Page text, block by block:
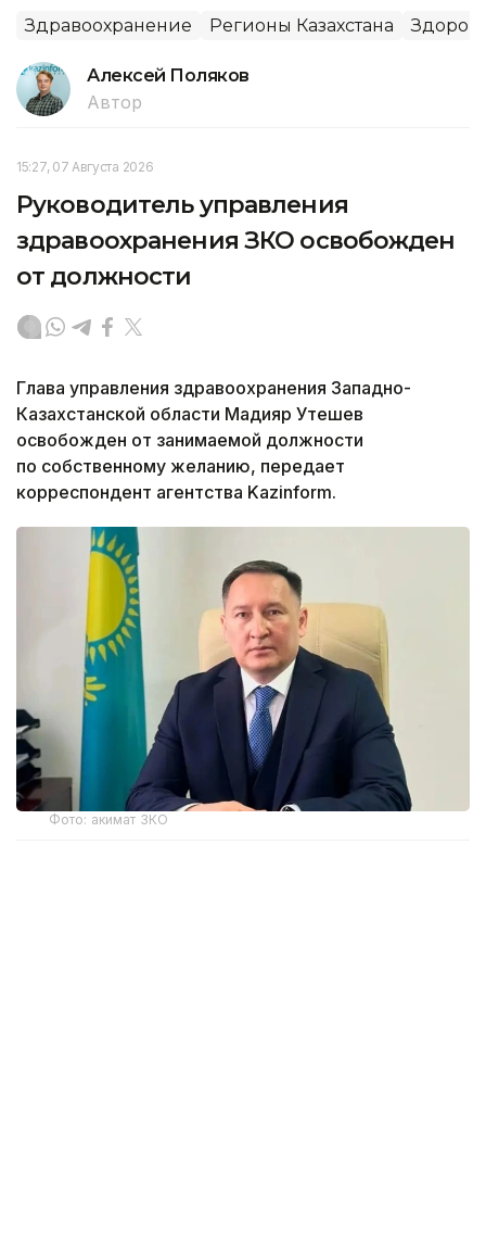
Здравоохранение Регионы Казахстана
Алексей Поляков
Автор
15:27, 07 Августа 2026
Руководитель управления
здравоохранения ЗКО освобожден
от должности
Глава управления здравоохранения Западно-
Казахстанской области Мадияр Утешев
освобожден от занимаемой должности
по собственному желанию, передает
корреспондент агентства Kazinform.
Фото: акимат ЗКО